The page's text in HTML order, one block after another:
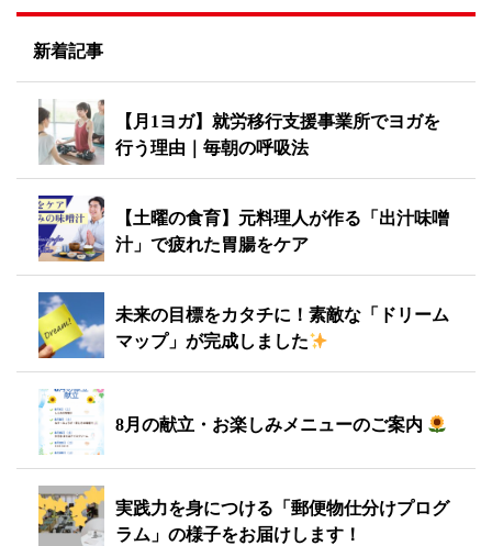
新着記事
【月1ヨガ】就労移行支援事業所でヨガを
行う理由｜毎朝の呼吸法
【土曜の食育】元料理人が作る「出汁味噌
汁」で疲れた胃腸をケア
未来の目標をカタチに！素敵な「ドリーム
マップ」が完成しました
8月の献立・お楽しみメニューのご案内
実践力を身につける「郵便物仕分けプログ
ラム」の様子をお届けします！